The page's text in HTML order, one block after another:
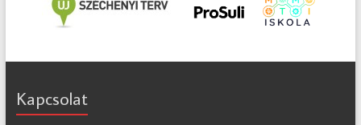
Kapcsolat